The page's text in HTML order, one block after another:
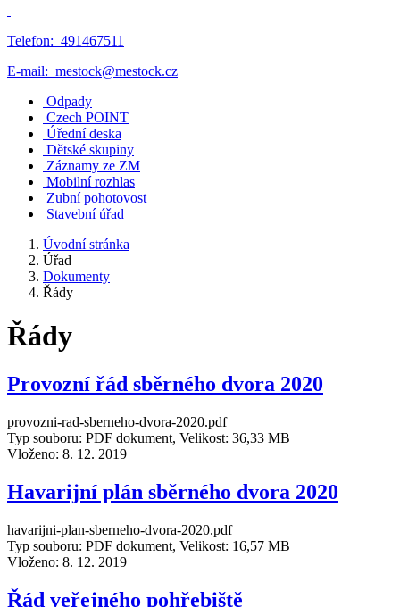
Telefon: 491467511
E-mail: mestock@mestock.cz
Odpady
Czech POINT
Úřední deska
Dětské skupiny
Záznamy ze ZM
Mobilní rozhlas
Zubní pohotovost
Stavební úřad
Úvodní stránka
Úřad
Dokumenty
Řády
Řády
Provozní řád sběrného dvora 2020
provozni-rad-sberneho-dvora-2020.pdf
Typ souboru: PDF dokument, Velikost: 36,33 MB
Vloženo: 8. 12. 2019
Havarijní plán sběrného dvora 2020
havarijni-plan-sberneho-dvora-2020.pdf
Typ souboru: PDF dokument, Velikost: 16,57 MB
Vloženo: 8. 12. 2019
Řád veřejného pohřebiště